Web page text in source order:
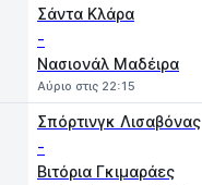
Σάντα Κλάρα
-
Νασιονάλ Μαδέιρα
Αύριο στις 22:15
Σπόρτινγκ Λισαβόνας
-
Βιτόρια Γκιμαράες